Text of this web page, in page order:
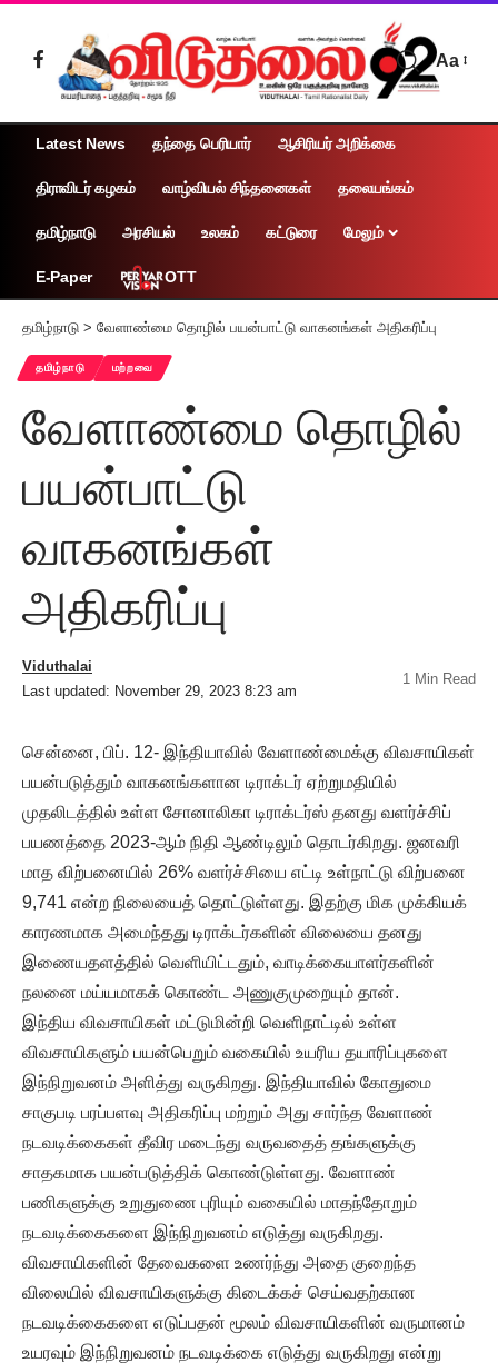
Aa
Latest News தந்தை பெரியார் ஆசிரியர் அறிக்கை
திராவிடர் கழகம் வாழ்வியல் சிந்தனைகள் தலையங்கம்
தமிழ்நாடு அரசியல் உலகம் கட்டுரை மேலும்
E-Paper OTT
தமிழ்நாடு > வேளாண்மை தொழில் பயன்பாட்டு வாகனங்கள் அதிகரிப்பு
தமிழ்நாடு மற்றவை
வேளாண்மை தொழில்
பயன்பாட்டு
வாகனங்கள்
அதிகரிப்பு
Last updated: November 29, 2023 8:23 am
Viduthalai
1 Min Read
சென்னை, பிப். 12- இந்தியாவில் வேளாண்மைக்கு விவசாயிகள்
பயன்படுத்தும் வாகனங்களான டிராக்டர் ஏற்றுமதியில்
முதலிடத்தில் உள்ள சோனாலிகா டிராக்டர்ஸ் தனது வளர்ச்சிப்
பயணத்தை 2023-ஆம் நிதி ஆண்டிலும் தொடர்கிறது. ஜனவரி
மாத விற்பனையில் 26% வளர்ச்சியை எட்டி உள்நாட்டு விற்பனை
9,741 என்ற நிலையைத் தொட்டுள்ளது. இதற்கு மிக முக்கியக்
காரணமாக அமைந்தது டிராக்டர்களின் விலையை தனது
இணையதளத்தில் வெளியிட்டதும், வாடிக்கையாளர்களின்
நலனை மய்யமாகக் கொண்ட அணுகுமுறையும் தான்.
இந்திய விவசாயிகள் மட்டுமின்றி வெளிநாட்டில் உள்ள
விவசாயிகளும் பயன்பெறும் வகையில் உயரிய தயாரிப்புகளை
இந்நிறுவனம் அளித்து வருகிறது. இந்தியாவில் கோதுமை
சாகுபடி பரப்பளவு அதிகரிப்பு மற்றும் அது சார்ந்த வேளாண்
நடவடிக்கைகள் தீவிர மடைந்து வருவதைத் தங்களுக்கு
சாதகமாக பயன்படுத்திக் கொண்டுள்ளது. வேளாண்
பணிகளுக்கு உறுதுணை புரியும் வகையில் மாதந்தோறும்
நடவடிக்கைகளை இந்நிறுவனம் எடுத்து வருகிறது.
விவசாயிகளின் தேவைகளை உணர்ந்து அதை குறைந்த
விலையில் விவசாயிகளுக்கு கிடைக்கச் செய்வதற்கான
நடவடிக்கைகளை எடுப்பதன் மூலம் விவசாயிகளின் வருமானம்
உயரவும் இந்நிறுவனம் நடவடிக்கை எடுத்து வருகிறது என்று